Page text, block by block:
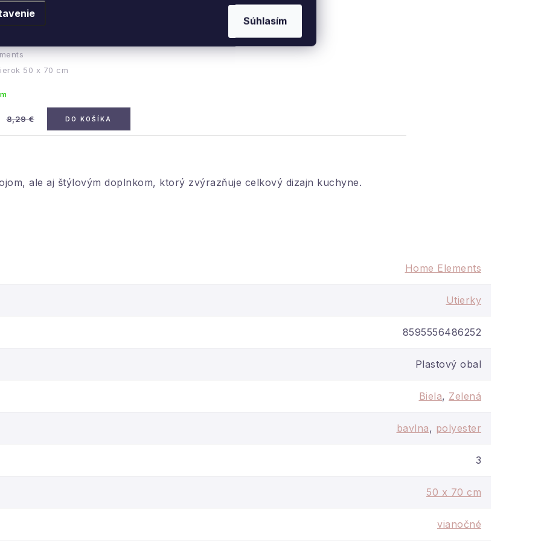
Súhlasím
50 x 70 cm
8,29 € DO KOŠÍKA
ale aj štýlovým doplnkom, ktorý zvýrazňuje celkový dizajn kuchyne.
kuchynské textílie s rovnakým motívom a v rovnakých farbách.
Home Elements
Utierky
8595556486252
Plastový obal
Biela, Zelená
bavlna, polyester
3
50 x 70 cm
vianočné